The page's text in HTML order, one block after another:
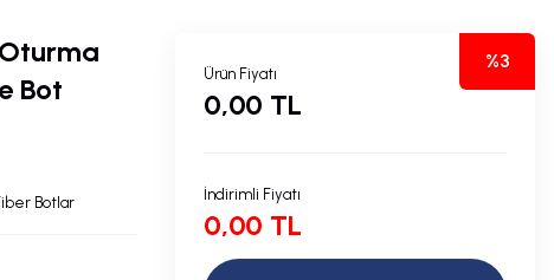
Bot
Botlar
%3
Ürün Fiyatı
0,00 TL
İndirimli Fiyatı
0,00 TL